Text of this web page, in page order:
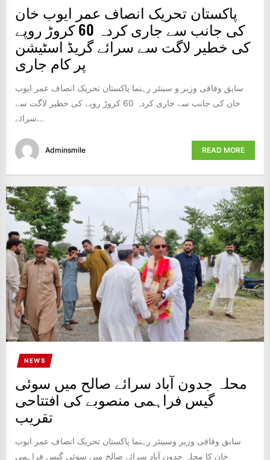
پاکستان تحریک انصاف عمر ایوب خان
کی جانب سے جاری کردہ 60 کروڑ روپے
کی خطیر لاگت سے سرائے گریڈ اسٹیشن
پر کام جاری
سابق وفاقی وزیر و سینئر رہنما پاکستان تحریک انصاف عمر ایوب
خان کی جانب سے جاری کردہ 60 کروڑ روپے کی خطیر لاگت سے
سرائے...
Adminsmile READ MORE
NEWS
محلہ جدون آباد سرائے صالح میں سوئی
گیس فراہمی منصوبے کی افتتاحی
تقریب
سابق وفاقی وزیر وسینئر رہنما پاکستان تحریک انصاف عمر ایوب
خان کا محلہ جدون آباد سرائے صالح میں سوئی گیس فراہمی